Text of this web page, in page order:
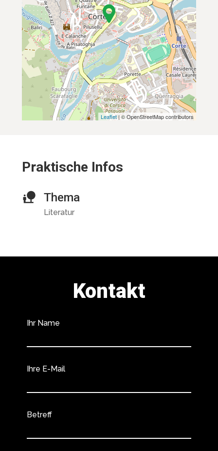
Leaflet| © OpenStreetMap contributors
Praktische Infos
Thema
Literatur
Kontakt
Ihr Name
Ihre E-Mail
Betreff